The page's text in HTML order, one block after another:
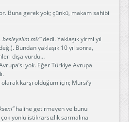
Buna gerek yok; çünkü, makam sahibi
besleyelim mi?”dedi. Yaklaşık yirmi yıl
Bundan yaklaşık 10 yıl sonra,
dışa vurdu…
yok. Eğer Türkiye Avrupa
karşı olduğum için; Mursi’yi
haline getirmeyen ve bunu
yönlü istikrarsızlık sarmalına